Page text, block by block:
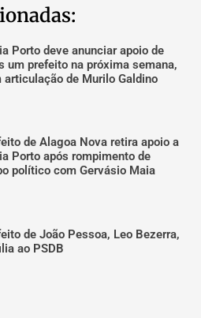
Porto deve anunciar apoio de
um prefeito na próxima semana,
articulação de Murilo Galdino
de Alagoa Nova retira apoio a
Porto após rompimento de
político com Gervásio Maia
de João Pessoa, Leo Bezerra,
ao PSDB